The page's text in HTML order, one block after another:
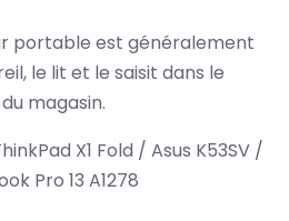
portable est généralement
le lit et le saisit dans le
magasin.
X1 Fold / Asus K53SV /
Pro 13 A1278